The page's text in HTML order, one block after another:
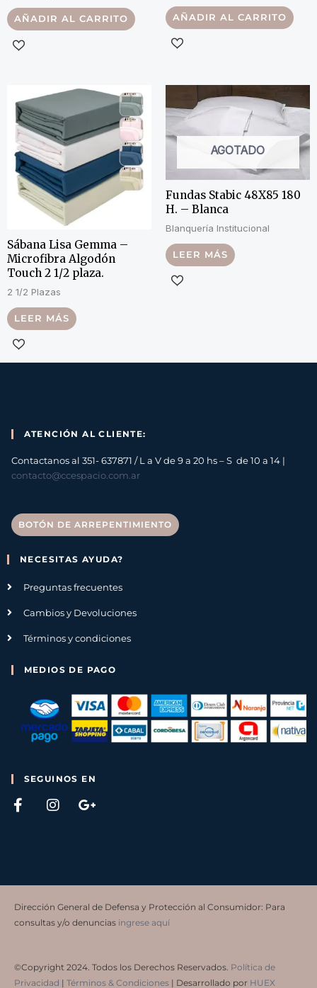
AÑADIR AL CARRITO AÑADIR AL CARRITO
Sábana Lisa Gemma –
Microfibra Algodón
Touch 2 1/2 plaza.
2 1/2 Plazas
LEER MÁS
AGOTADO
Fundas Stabic 48X85 180
H. – Blanca
Blanquería Institucional
LEER MÁS
ATENCIÓN AL CLIENTE:
Contactanos al 351- 637871 / L a V de 9 a 20 hs – S de 10 a 14 |
contacto@ccespacio.com.ar
BOTÓN DE ARREPENTIMIENTO
NECESITAS AYUDA?
Preguntas frecuentes
Cambios y Devoluciones
Términos y condiciones
MEDIOS DE PAGO
SEGUINOS EN
Dirección General de Defensa y Protección al Consumidor: Para
consultas y/o denuncias ingrese aquí
©Copyright 2024. Todos los Derechos Reservados. Política de
Privacidad | Términos & Condiciones | Desarrollado por HUEX